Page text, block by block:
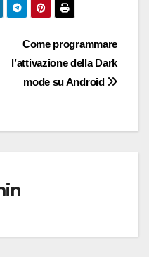
Come programmare
l’attivazione della Dark
mode su Android